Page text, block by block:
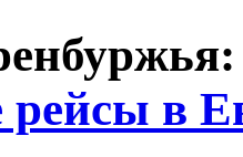
рейсы в